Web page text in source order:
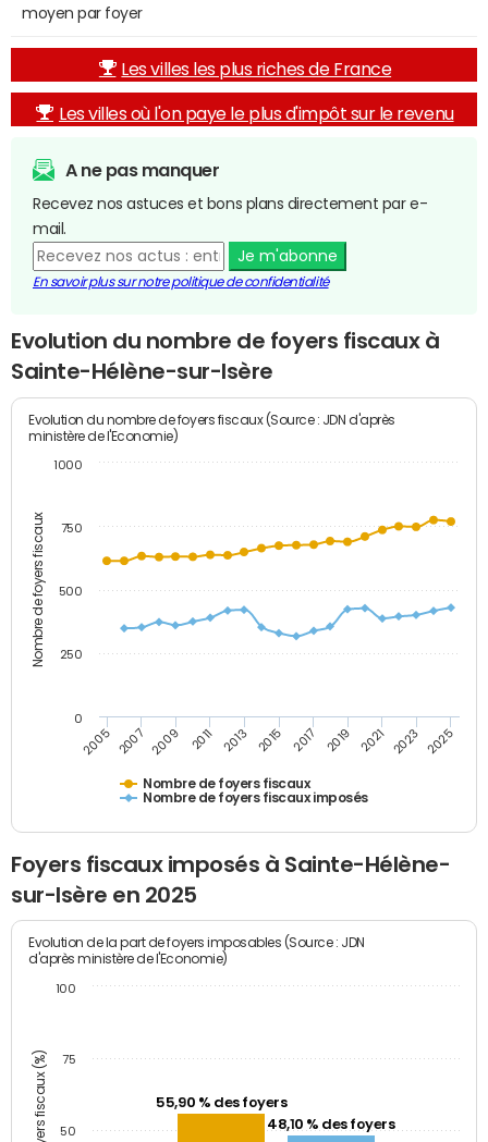
moyen par foyer
Les villes les plus riches de France
Les villes où l'on paye le plus d'impôt sur le revenu
A ne pas manquer
Recevez nos astuces et bons plans directement par e-
mail.
Je m'abonne
En savoir plus sur notre politique de confidentialité
Evolution du nombre de foyers fiscaux à
Sainte-Hélène-sur-Isère
Nombre de foyers fiscaux
Evolution du nombre de foyers fiscaux (Source : JDN d'après
ministère de l'Economie)
Nombre de foyers fiscaux
Nombre de foyers fiscaux imposés
2005 2007 2009 2011 2013 2015 2017 2019 2021 2023 2025
0
250
500
750
1000
Foyers fiscaux imposés à Sainte-Hélène-
sur-Isère en 2025
Evolution de la part de foyers imposables (Source : JDN
d'après ministère de l'Economie)
55,90 % des foyers
48,10 % des foyers
50
75
100